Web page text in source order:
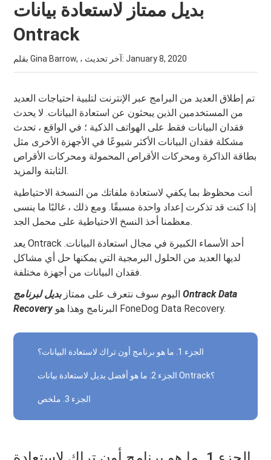
بديل ممتاز لاستعادة بيانات
Ontrack
بقلم Gina Barrow, ، آخر تحديث:January 8, 2020
تم إطلاق العديد من البرامج عبر الإنترنت لتلبية احتياجات العديد
من المستخدمين الذين يبحثون عن استعادة البيانات. لا يحدث
فقدان البيانات فقط على الهواتف الذكية ؛ في الواقع ، تحدث
مشكلة فقدان البيانات الأكثر شيوعًا في الأجهزة الأخرى مثل
بطاقة الذاكرة ومحركات الأقراص المحمولة ومحركات الأقراص
الثابتة والمزيد.
أنت محظوظ بما يكفي لاستعادة ملفاتك من النسخة الاحتياطية
إذا كنت قد تذكرت إعداد واحدة مسبقًا. ومع ذلك ، غالبًا ما ينسى
معظمنا أخذ النسخ الاحتياطية على محمل الجد.
يعد Ontrack أحد الأسماء الكبيرة في مجال استعادة البيانات.
لديها العديد من الحلول البرمجية التي يمكنها حل أي مشاكل
فقدان البيانات من أجهزة مختلفة.
اليوم سوف نتعرف على ممتازبديل لبرنامج Ontrack Data
Recovery
البرنامج وهذا هو FoneDog Data Recovery.
الجزء 1. ما هو برنامج أون تراك لاستعادة البيانات؟
الجزء 2. ما هو أفضل بديل لاستعادة بيانات Ontrack؟
الجزء 3. ملخص